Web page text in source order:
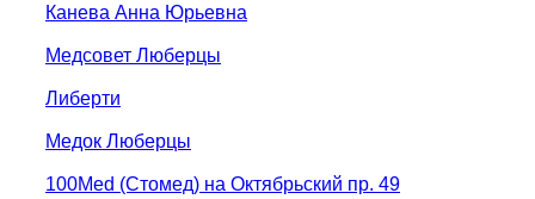
Канева Анна Юрьевна
Медсовет Люберцы
Либерти
Медок Люберцы
100Med (Стомед) на Октябрьский пр. 49